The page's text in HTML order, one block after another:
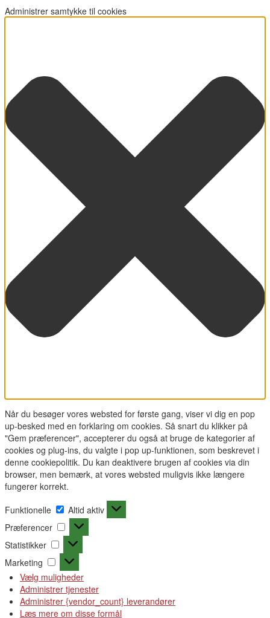
Administrer samtykke til cookies
Når du besøger vores websted for første gang, viser vi dig en pop
up-besked med en forklaring om cookies. Så snart du klikker på
"Gem præferencer", accepterer du også at bruge de kategorier af
cookies og plug-ins, du valgte i pop up-funktionen, som beskrevet i
denne cookiepolitik. Du kan deaktivere brugen af cookies via din
browser, men bemærk, at vores websted muligvis ikke længere
fungerer korrekt.
Funktionelle
Funktionelle
Altid aktiv
Præferencer
Præferencer
Statistikker
Statistikker
Marketing
Marketing
Vælg muligheder
Administrer tjenester
Administrer {vendor_count} leverandører
Læs mere om disse formål